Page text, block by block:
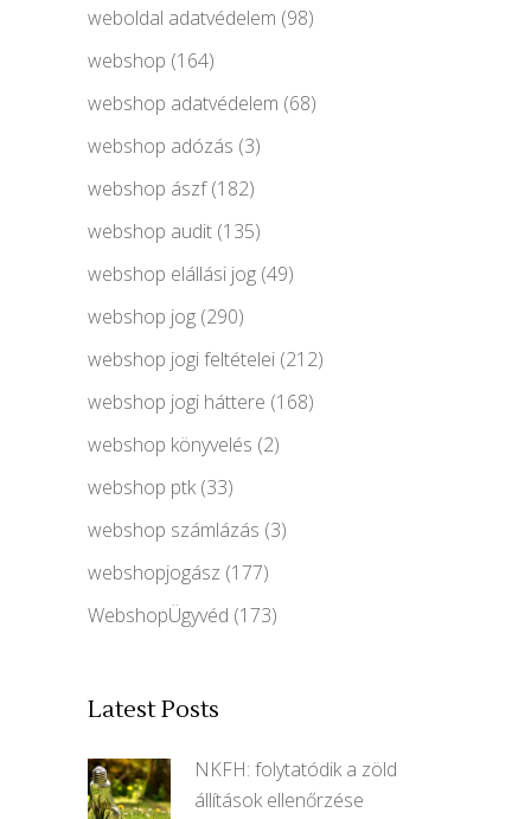
weboldal adatvédelem (98)
webshop (164)
webshop adatvédelem (68)
webshop adózás (3)
webshop ászf(182)
webshop audit (135)
webshop elállási jog (49)
webshop jog (290)
webshop jogi feltételei (212)
webshop jogi háttere (168)
webshop könyvelés (2)
webshop ptk(33)
webshop számlázás (3)
webshopjogász (177)
WebshopÜgyvéd (173)
Latest Posts
NKFH: folytatódik a zöld
állítások ellenőrzése